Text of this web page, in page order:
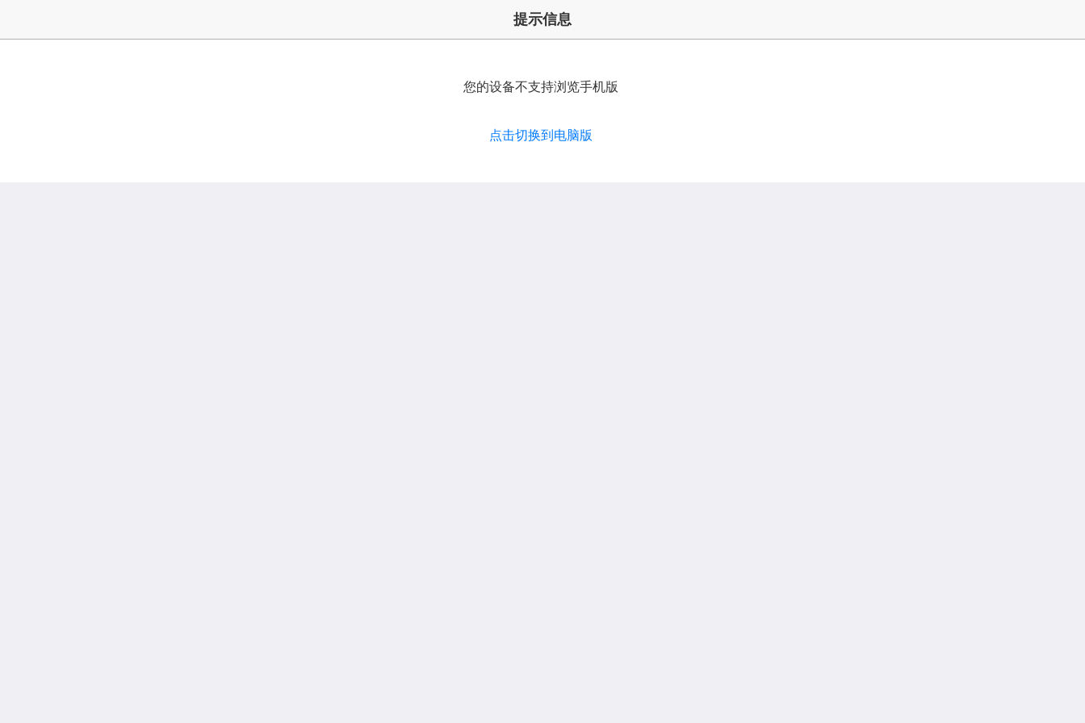
提示信息
您的设备不支持浏览手机版
点击切换到电脑版